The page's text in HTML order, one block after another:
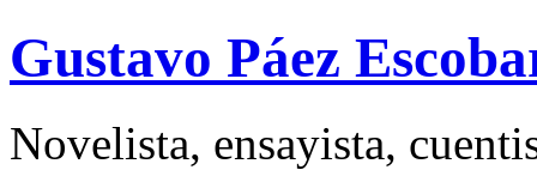
Gustavo Páez
Novelista, ensayista,